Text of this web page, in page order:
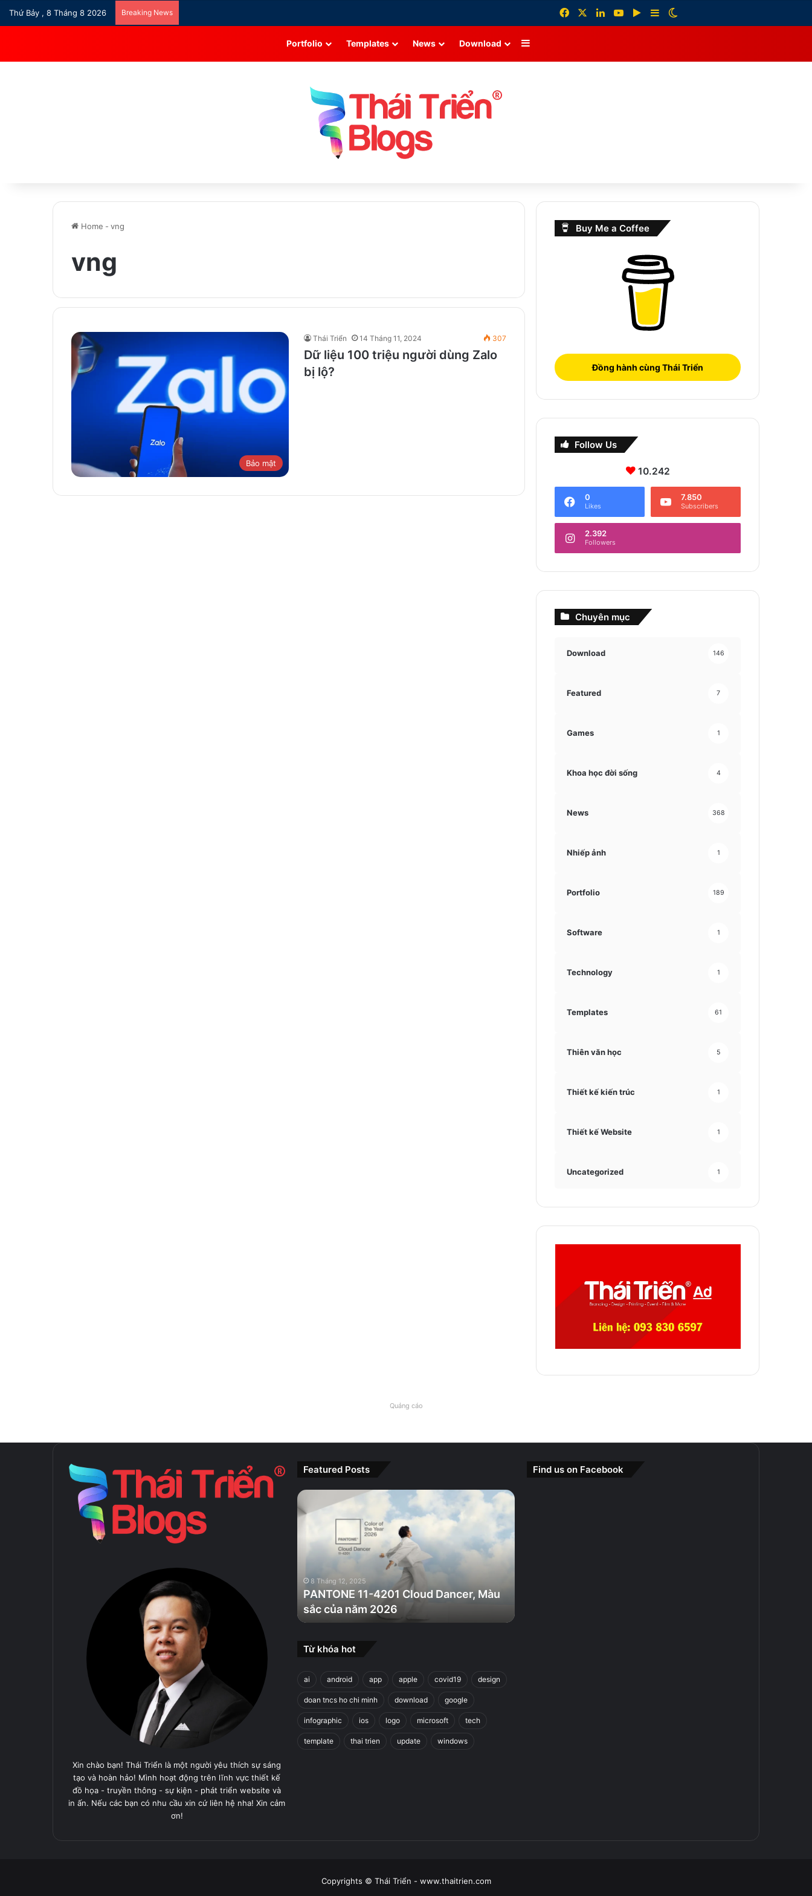
Thứ Bảy , 8 Tháng 8 2026 Breaking News FacebookLinkedInYouTubeGoogle Play
Sidebar
Portfolio Templates News Download Sidebar
Home - vng
vng
Bảo mật
Thái Triển 14 Tháng 11, 2024 307
Dữ liệu 100 triệu người dùng Zalo
bị lộ?
Buy Me a Coffee
Đồng hành cùng Thái Triển
Follow Us
10.242
0
Likes
7.850
Subscribers
2.392
Followers
Chuyên mục
Download 146
Featured 7
Games 1
Khoa học đời sống 4
News 368
Nhiếp ảnh 1
Portfolio 189
Software 1
Technology 1
Templates 61
Thiên văn học 5
Thiết kế kiến trúc 1
Thiết kế Website 1
Uncategorized 1
Quảng cáo
Xin chào bạn! Thái Triển là một người yêu thích sự sáng
tạo và hoàn hảo! Mình hoạt động trên lĩnh vực thiết kế
đồ họa - truyền thông - sự kiện - phát triển website và
in ấn. Nếu các bạn có nhu cầu xin cứ liên hệ nha! Xin cảm
ơn!
Featured Posts
PANTONE
11-
Màu
của
năm
2026
8 Tháng 12, 2025
PANTONE 11-4201 Cloud Dancer, Màu
sắc của năm 2026
Từ khóa hot
ai android app apple covid19 design
doan tncs ho chi minh download google
infographic ios logo microsoft tech
template thai trien update windows
Find us on Facebook
Copyrights © Thái Triển - www.thaitrien.com